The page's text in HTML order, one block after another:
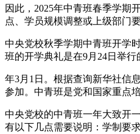
因此，2025年中青班春季学期
点、学员规模调整或上级部门
中央党校秋季学期中青班开学
班的开学典礼是在9月24日举行
年3月1日。根据查询新华社信
参加。中青班是党和国家重点
中央党校的中青班一年大致开
有以下几点需要说明：学制要